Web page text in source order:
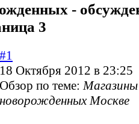
-
3
#1
18 Октября 2012 в 23:25
Обзор по теме:
новорожденных Москве